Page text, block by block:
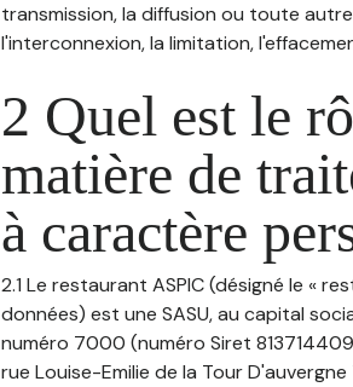
transmission, la diffusion ou toute
l'interconnexion, la limitation,
2 Quel est le
matière de
à caractère
2.1 Le restaurant ASPIC (désigné le «
données) est une SASU, au capital
numéro 7000 (numéro Siret
rue Louise-Emilie de la Tour